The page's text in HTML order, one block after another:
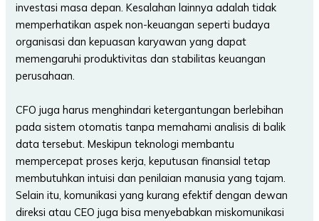
investasi masa depan. Kesalahan lainnya adalah tidak
memperhatikan aspek non-keuangan seperti budaya
organisasi dan kepuasan karyawan yang dapat
memengaruhi produktivitas dan stabilitas keuangan
perusahaan.
CFO juga harus menghindari ketergantungan berlebihan
pada sistem otomatis tanpa memahami analisis di balik
data tersebut. Meskipun teknologi membantu
mempercepat proses kerja, keputusan finansial tetap
membutuhkan intuisi dan penilaian manusia yang tajam.
Selain itu, komunikasi yang kurang efektif dengan dewan
direksi atau CEO juga bisa menyebabkan miskomunikasi